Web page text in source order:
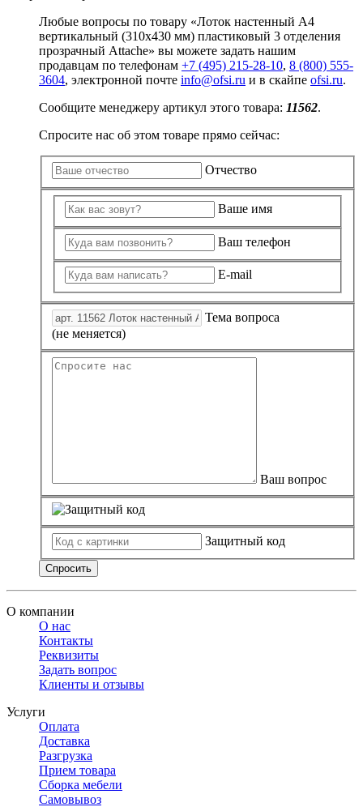
Любые вопросы по товару «Лоток настенный А4
вертикальный (310x430 мм) пластиковый 3 отделения
прозрачный Attache» вы можете задать нашим
продавцам по телефонам +7 (495) 215-28-10, 8 (800) 555-
3604, электронной почте info@ofsi.ru и в скайпе ofsi.ru.
Сообщите менеджеру артикул этого товара: 11562.
Спросите нас об этом товаре прямо сейчас:
Отчество
Ваше имя
Ваш телефон
E-mail
Тема вопроса
(не меняется)
Ваш вопрос
Защитный код
Спросить
О компании
О нас
Контакты
Реквизиты
Задать вопрос
Клиенты и отзывы
Услуги
Оплата
Доставка
Разгрузка
Прием товара
Сборка мебели
Самовывоз